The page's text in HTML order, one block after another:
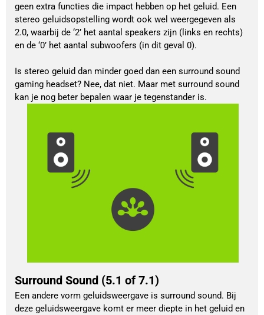
geen extra functies die impact hebben op het geluid. Een
stereo geluidsopstelling wordt ook wel weergegeven als
2.0, waarbij de ‘2’ het aantal speakers zijn (links en rechts)
en de ‘0’ het aantal subwoofers (in dit geval 0).
Is stereo geluid dan minder goed dan een surround sound
gaming headset? Nee, dat niet. Maar met surround sound
kan je nog beter bepalen waar je tegenstander is.
Surround Sound (5.1 of 7.1)
Een andere vorm geluidsweergave is surround sound. Bij
deze geluidsweergave komt er meer diepte in het geluid en